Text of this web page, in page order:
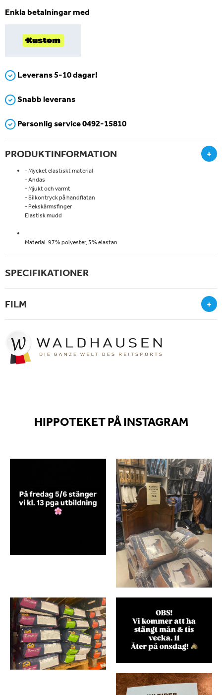
Enkla betalningar med
Leverans 5-10 dagar!
Snabb leverans
Personlig service 0492-15810
PRODUKTINFORMATION +
- Mycket elastiskt material
- Andas
- Mjukt och varmt
- Silkontryck på handflatan
- Pekskärmsfinger
Elastisk mudd
Material: 97% polyester, 3% elastan
SPECIFIKATIONER
FILM +
HIPPOTEKET PÅ INSTAGRAM